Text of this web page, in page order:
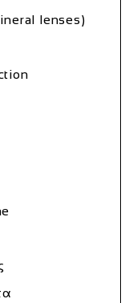
lenses)